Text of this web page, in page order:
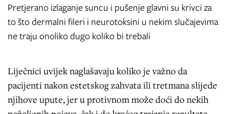
Pretjerano izlaganje suncu i pušenje glavni su krivci za
to što dermalni fileri i neurotoksini u nekim slučajevima
ne traju onoliko dugo koliko bi trebali
Liječnici uvijek naglašavaju koliko je važno da
pacijenti nakon estetskog zahvata ili tretmana slijede
njihove upute, jer u protivnom može doći do nekih